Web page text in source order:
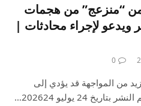
“منزعج” من هجمات
ويدعو لإجراء محادثات |
0
من المواجهة قد يؤدي إلى
24 يوليو 202624…